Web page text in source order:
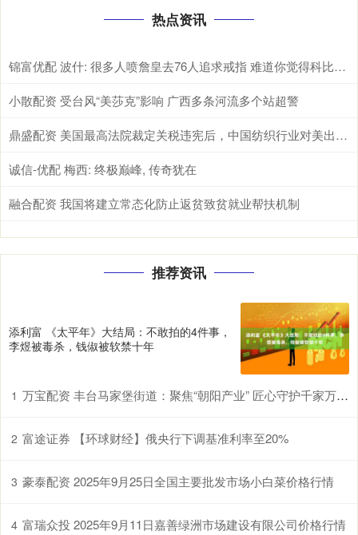
热点资讯
锦富优配 波什: 很多人喷詹皇去76人追求戒指 难道你觉得科比乔丹就不追总冠军了
小散配资 受台风“美莎克”影响 广西多条河流多个站超警
鼎盛配资 美国最高法院裁定关税违宪后，中国纺织行业对美出口成本降多少？
诚信-优配 梅西: 终极巅峰, 传奇犹在
融合配资 我国将建立常态化防止返贫致贫就业帮扶机制
推荐资讯
添利富 《太平年》大结局：不敢拍的4件事，
李煜被毒杀，钱俶被软禁十年
1 万宝配资 丰台马家堡街道：聚焦“朝阳产业” 匠心守护千家万户幸福梦
2 富途证券 【环球财经】俄央行下调基准利率至20%
3 豪泰配资 2025年9月25日全国主要批发市场小白菜价格行情
4 富瑞众投 2025年9月11日嘉善绿洲市场建设有限公司价格行情